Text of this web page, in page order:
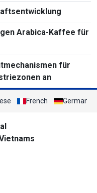
Arabica-Kaffee für
für
an
French German